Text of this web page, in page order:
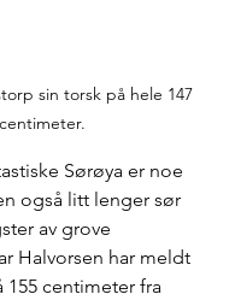
sin torsk på hele 147
centimeter.
Sørøya er noe
også litt lenger sør
av grove
Halvorsen har meldt
155 centimeter fra